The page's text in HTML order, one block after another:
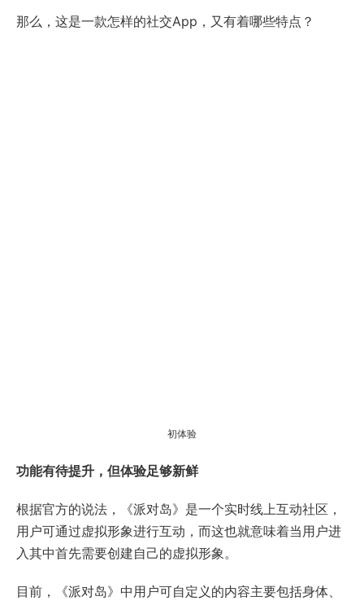
那么，这是一款怎样的社交App，又有着哪些特点？
初体验
功能有待提升，但体验足够新鲜
根据官方的说法，《派对岛》是一个实时线上互动社区，
用户可通过虚拟形象进行互动，而这也就意味着当用户进
入其中首先需要创建自己的虚拟形象。
目前，《派对岛》中用户可自定义的内容主要包括身体、